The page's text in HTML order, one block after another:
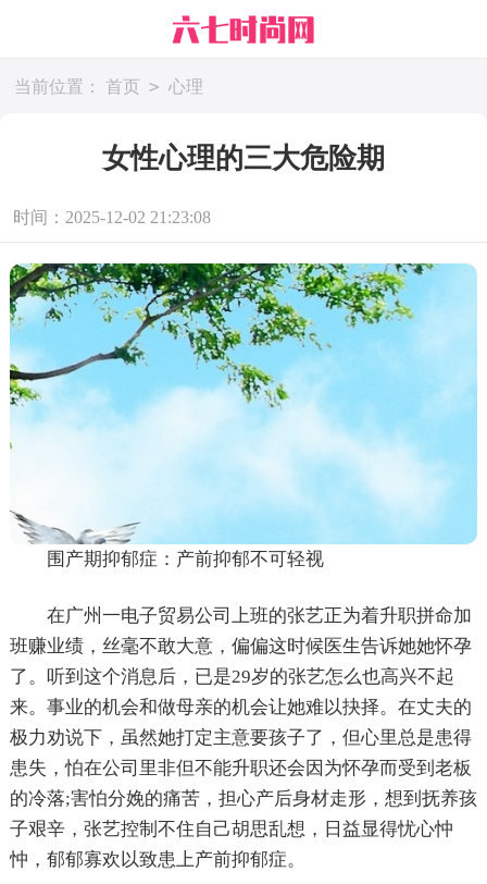
当前位置： 首页 > 心理
女性心理的三大危险期
时间：2025-12-02 21:23:08
围产期抑郁症：产前抑郁不可轻视
在广州一电子贸易公司上班的张艺正为着升职拼命加
班赚业绩，丝毫不敢大意，偏偏这时候医生告诉她她怀孕
了。听到这个消息后，已是29岁的张艺怎么也高兴不起
来。事业的机会和做母亲的机会让她难以抉择。在丈夫的
极力劝说下，虽然她打定主意要孩子了，但心里总是患得
患失，怕在公司里非但不能升职还会因为怀孕而受到老板
的冷落;害怕分娩的痛苦，担心产后身材走形，想到抚养孩
子艰辛，张艺控制不住自己胡思乱想，日益显得忧心忡
忡，郁郁寡欢以致患上产前抑郁症。